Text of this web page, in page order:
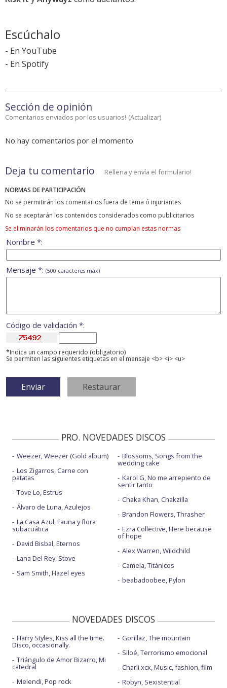
Escúchalo
- En YouTube
- En Spotify
Sección de opinión
Comentarios enviados por los usuarios! (Actualizar)
No hay comentarios por el momento
Deja tu comentario Rellena y envía el formulario!
NORMAS DE PARTICIPACIÓN
No se permitirán los comentarios fuera de tema ó injuriantes
No se aceptarán los contenidos considerados como publicitarios
Se eliminarán los comentarios que no cumplan estas normas
Nombre *:
Mensaje *: (500 caracteres máx)
Código de validación *:
*Indica un campo requerido (obligatorio)
Se permiten las siguientes etiquetas en el mensaje <b> <i> <u>
PRO. NOVEDADES DISCOS
Weezer, Weezer (Gold album)
Los Zigarros, Carne con
patatas
Tove Lo, Estrus
Álvaro de Luna, Azulejos
La Casa Azul, Fauna y flora
subacuática
David Bisbal, Eternos
Lana Del Rey, Stove
Sam Smith, Hazel eyes
Blossoms, Songs from the
wedding cake
Karol G, No me arrepiento de
sentir tanto
Chaka Khan, Chakzilla
Brandon Flowers, Thrasher
Ezra Collective, Here because
of hope
Alex Warren, Wildchild
Camela, Titánicos
beabadoobee, Pylon
NOVEDADES DISCOS
Harry Styles, Kiss all the time.
Disco, occasionally.
Triángulo de Amor Bizarro, Mi
catedral
Melendi, Pop rock
Gorillaz, The mountain
Siloé, Terrorismo emocional
Charli xcx, Music, fashion, film
Robyn, Sexistential